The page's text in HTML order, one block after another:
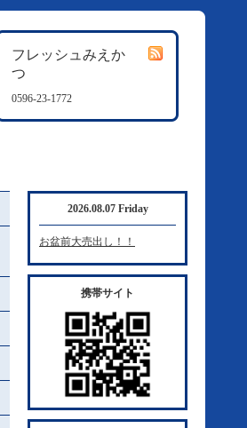
フレッシュみえか
つ
0596-23-1772
2026.08.07 Friday
お盆前大売出し！！
携帯サイト